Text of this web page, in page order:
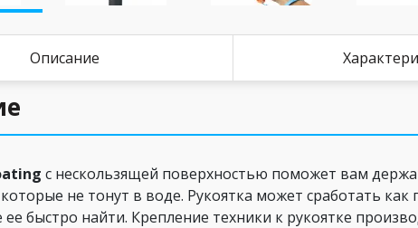
Описание
с нескользящей поверхностью поможет вам
не тонут в воде. Рукоятка может сработать
быстро найти. Крепление техники к рукоятке